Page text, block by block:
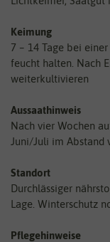
Keimung
7 – 14 Tage bei
feucht halten. Nach
weiterkultivieren
Aussaathinweis
Nach vier Wochen
Juni/Juli im Abstand
Standort
Durchlässiger
Lage. Winterschutz
Pflegehinweise